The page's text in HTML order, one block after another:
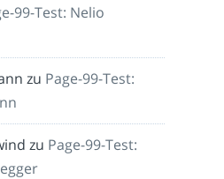
99-Test: Nelio
zu Page-99-Test:
zu Page-99-Test: